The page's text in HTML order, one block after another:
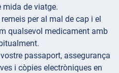
mida de viatge.
per al mal de cap i el
qualsevol medicament amb
passaport, assegurança
i còpies electròniques en